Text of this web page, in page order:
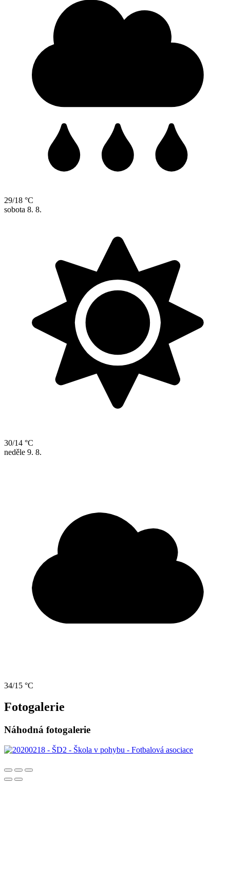
29/18 °C
sobota 8. 8.
30/14 °C
neděle 9. 8.
34/15 °C
Fotogalerie
Náhodná fotogalerie